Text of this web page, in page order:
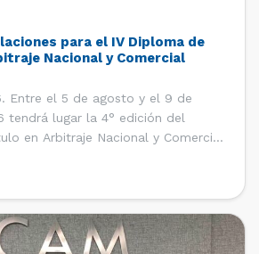
para el IV Diploma de
Nacional y Comercial
Entre el 5 de agosto y el 9 de
tendrá lugar la 4° edición del
en Arbitraje Nacional y Comercial
de la Facultad de Derecho de la
y […]